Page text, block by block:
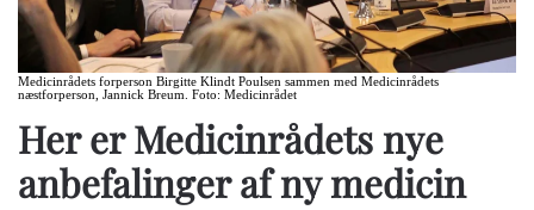
Medicinrådets forperson Birgitte Klindt Poulsen sammen med Medicinrådets
næstforperson, Jannick Breum. Foto: Medicinrådet
Her er Medicinrådets nye
anbefalinger af ny medicin